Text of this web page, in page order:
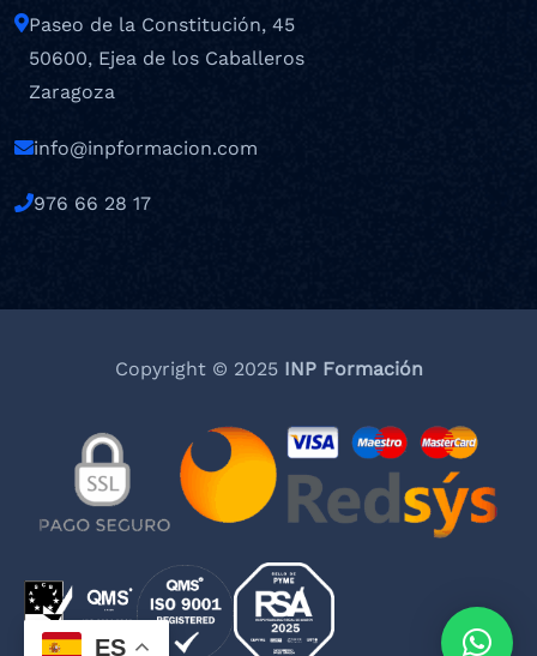
Paseo de la Constitución, 45
50600, Ejea de los Caballeros
Zaragoza
info@inpformacion.com
976 66 28 17
Copyright © 2025INP Formación
ES